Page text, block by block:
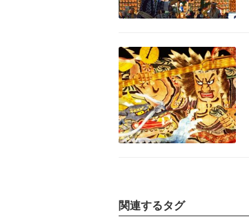
関連するタグ